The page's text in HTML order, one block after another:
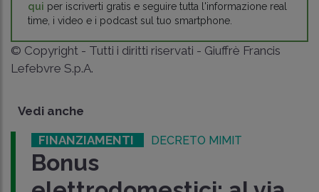
qui per iscriverti gratis e seguire tutta l'informazione real
time, i video e i podcast sul tuo smartphone.
© Copyright - Tutti i diritti riservati - Giuffrè Francis
Lefebvre S.p.A.
Vedi anche
FINANZIAMENTI DECRETO MIMIT
Bonus